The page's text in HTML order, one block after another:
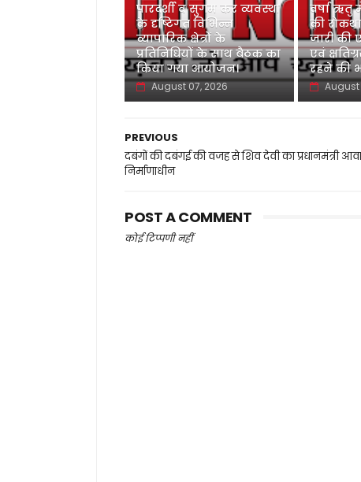
पारदर्शी व सुगम कर व्यवस्था
के दृष्टिगत विभिन्न
व्यापारिक क्षेत्रों के
प्रतिनिधियों के साथ बैठक का
किया गया आयोजन।
August 07, 2026
वर्षा
की
जारी की
एवं
रहने की
August
PREVIOUS
दबंगों की दबंगई की वजह से शिव देवी का प्रधानमंत्री
निर्माणाधीन
POST A COMMENT
कोई टिप्पणी नहीं